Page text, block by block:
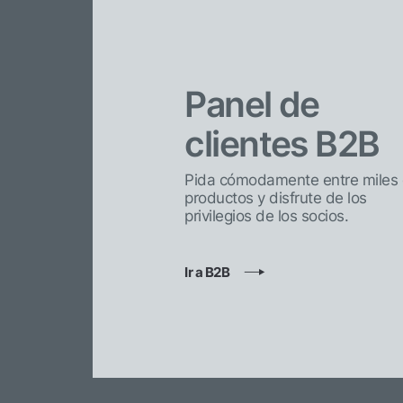
Panel de
clientes B2B
Pida cómodamente entre miles
productos y disfrute de los
privilegios de los socios.
Ir a B2B